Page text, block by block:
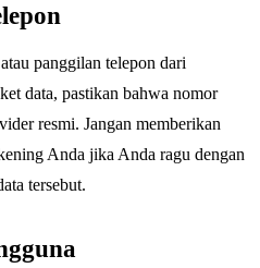
panggilan telepon dari
data, pastikan bahwa nomor
resmi. Jangan memberikan
Anda jika Anda ragu dengan
tersebut.